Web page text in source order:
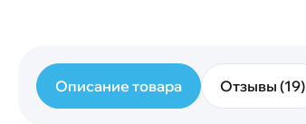
Описание товара Отзывы (19)